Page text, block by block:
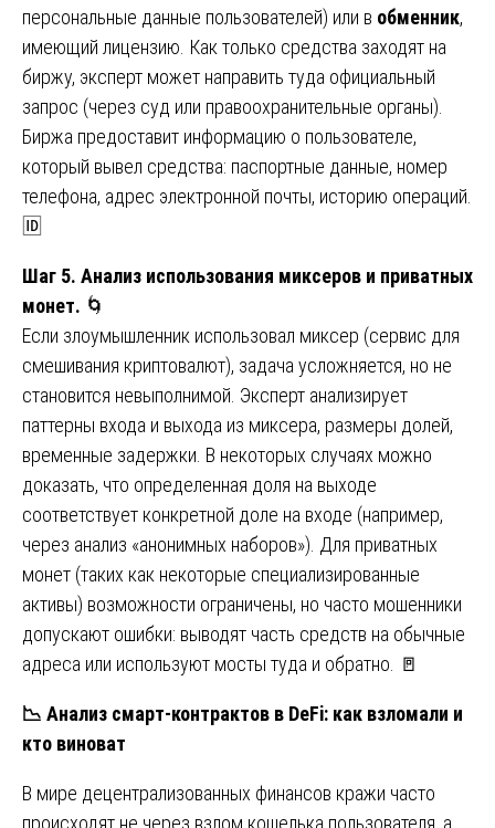
персональные данные пользователей) или в обменник,
имеющий лицензию. Как только средства заходят на
биржу, эксперт может направить туда официальный
запрос (через суд или правоохранительные органы).
Биржа предоставит информацию о пользователе,
который вывел средства: паспортные данные, номер
телефона, адрес электронной почты, историю операций.
🆔
Шаг 5. Анализ использования миксеров и приватных
монет. 🌀
Если злоумышленник использовал миксер (сервис для
смешивания криптовалют), задача усложняется, но не
становится невыполнимой. Эксперт анализирует
паттерны входа и выхода из миксера, размеры долей,
временные задержки. В некоторых случаях можно
доказать, что определенная доля на выходе
соответствует конкретной доле на входе (например,
через анализ «анонимных наборов»). Для приватных
монет (таких как некоторые специализированные
активы) возможности ограничены, но часто мошенники
допускают ошибки: выводят часть средств на обычные
адреса или используют мосты туда и обратно. 🚪
📉 Анализ смарт-контрактов в DeFi: как взломали и
кто виноват
В мире децентрализованных финансов кражи часто
происходят не через взлом кошелька пользователя, а